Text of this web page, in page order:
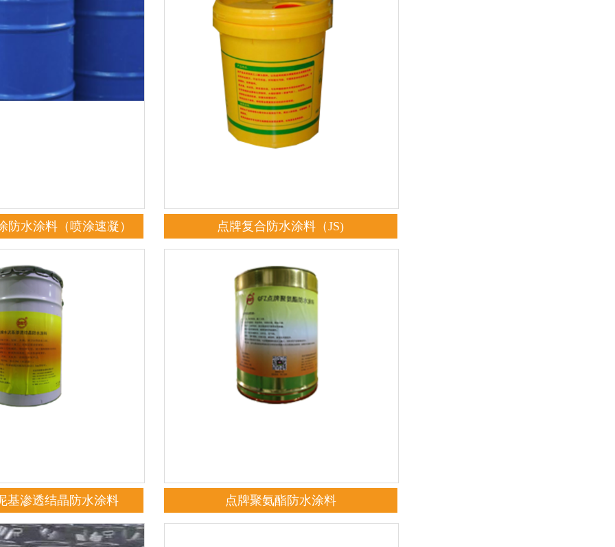
防水涂料（喷涂速凝） 点牌复合防水涂料（JS)
基渗透结晶防水涂料 点牌聚氨酯防水涂料